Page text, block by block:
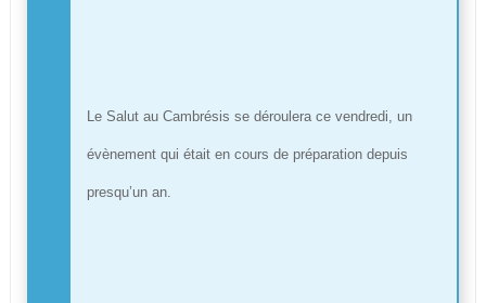
Le Salut au Cambrésis se déroulera ce vendredi, un
évènement qui était en cours de préparation depuis
presqu’un an.